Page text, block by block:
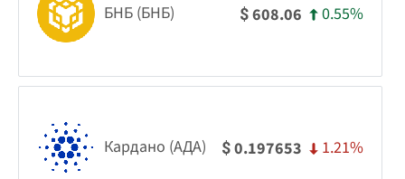
БНБ (БНБ) $608.06 0.55%
Кардано (АДА) $0.197653 1.21%